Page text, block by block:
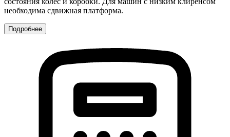
необходима сдвижная платформа.
Подробнее